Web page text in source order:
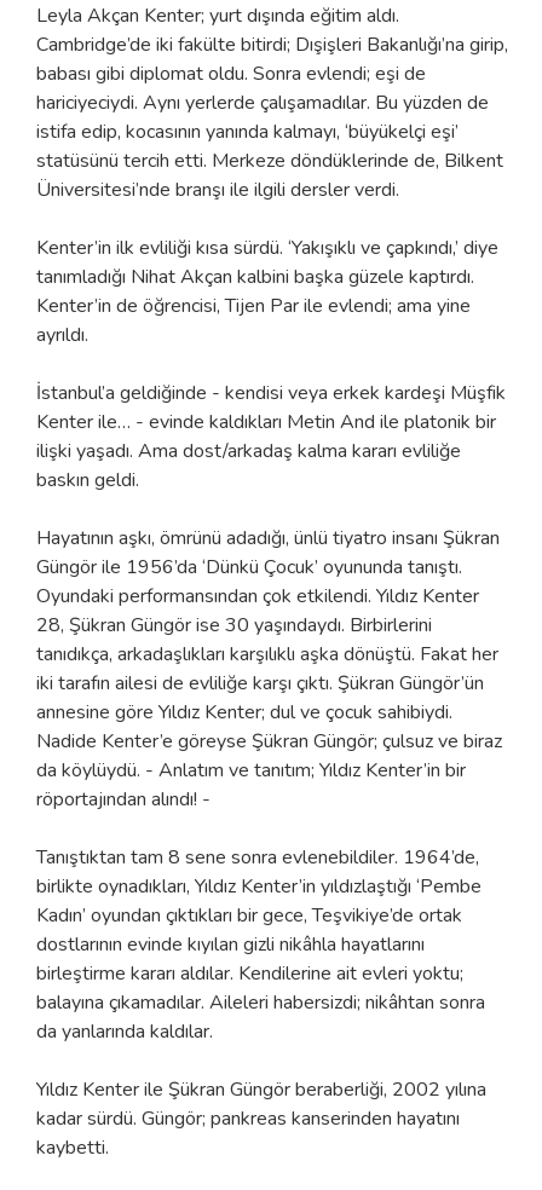
Leyla Akçan Kenter; yurt dışında eğitim aldı.
Cambridge’de iki fakülte bitirdi; Dışişleri Bakanlığı’na girip,
babası gibi diplomat oldu. Sonra evlendi; eşi de
hariciyeciydi. Aynı yerlerde çalışamadılar. Bu yüzden de
istifa edip, kocasının yanında kalmayı, ‘büyükelçi eşi’
statüsünü tercih etti. Merkeze döndüklerinde de, Bilkent
Üniversitesi’nde branşı ile ilgili dersler verdi.
Kenter’in ilk evliliği kısa sürdü. ‘Yakışıklı ve çapkındı,’ diye
tanımladığı Nihat Akçan kalbini başka güzele kaptırdı.
Kenter’in de öğrencisi, Tijen Par ile evlendi; ama yine
ayrıldı.
İstanbul’a geldiğinde - kendisi veya erkek kardeşi Müşfik
Kenter ile… - evinde kaldıkları Metin And ile platonik bir
ilişki yaşadı. Ama dost/arkadaş kalma kararı evliliğe
baskın geldi.
Hayatının aşkı, ömrünü adadığı, ünlü tiyatro insanı Şükran
Güngör ile 1956’da ‘Dünkü Çocuk’ oyununda tanıştı.
Oyundaki performansından çok etkilendi. Yıldız Kenter
28, Şükran Güngör ise 30 yaşındaydı. Birbirlerini
tanıdıkça, arkadaşlıkları karşılıklı aşka dönüştü. Fakat her
iki tarafın ailesi de evliliğe karşı çıktı. Şükran Güngör’ün
annesine göre Yıldız Kenter; dul ve çocuk sahibiydi.
Nadide Kenter’e göreyse Şükran Güngör; çulsuz ve biraz
da köylüydü. - Anlatım ve tanıtım; Yıldız Kenter’in bir
röportajından alındı! -
Tanıştıktan tam 8 sene sonra evlenebildiler. 1964’de,
birlikte oynadıkları, Yıldız Kenter’in yıldızlaştığı ‘Pembe
Kadın’ oyundan çıktıkları bir gece, Teşvikiye’de ortak
dostlarının evinde kıyılan gizli nikâhla hayatlarını
birleştirme kararı aldılar. Kendilerine ait evleri yoktu;
balayına çıkamadılar. Aileleri habersizdi; nikâhtan sonra
da yanlarında kaldılar.
Yıldız Kenter ile Şükran Güngör beraberliği, 2002 yılına
kadar sürdü. Güngör; pankreas kanserinden hayatını
kaybetti.